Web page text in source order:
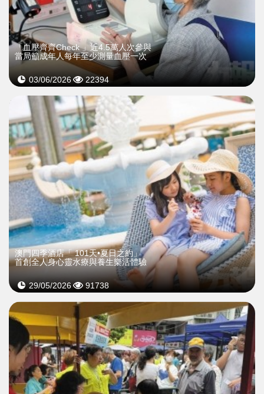
「血壓齊齊Check 」近4.5萬人次參與
當局籲成年人每年至少測量血壓一次
03/06/2026 22394
>
澳門四季酒店「 101天•夏日之約」
首創全人身心靈水療與養生樂活體驗
29/05/2026 91738